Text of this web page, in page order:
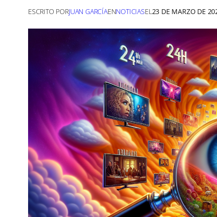
ESCRITO PORJUAN GARCÍAENNOTICIASEL23 DE MARZO DE